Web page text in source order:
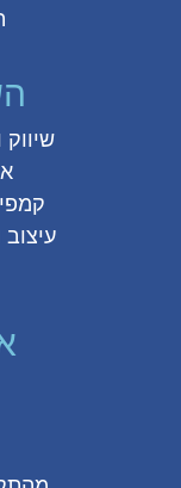
שיווק
עיצוב